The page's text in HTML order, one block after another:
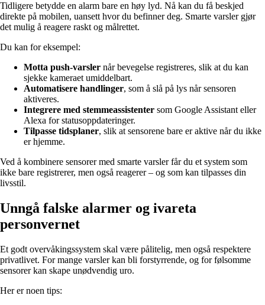
Tidligere betydde en alarm bare en høy lyd. Nå kan du få beskjed
direkte på mobilen, uansett hvor du befinner deg. Smarte varsler gjør
det mulig å reagere raskt og målrettet.
Du kan for eksempel:
Motta push-varsler når bevegelse registreres, slik at du kan
sjekke kameraet umiddelbart.
Automatisere handlinger, som å slå på lys når sensoren
aktiveres.
Integrere med stemmeassistenter som Google Assistant eller
Alexa for statusoppdateringer.
Tilpasse tidsplaner, slik at sensorene bare er aktive når du ikke
er hjemme.
Ved å kombinere sensorer med smarte varsler får du et system som
ikke bare registrerer, men også reagerer – og som kan tilpasses din
livsstil.
Unngå falske alarmer og ivareta
personvernet
Et godt overvåkingssystem skal være pålitelig, men også respektere
privatlivet. For mange varsler kan bli forstyrrende, og for følsomme
sensorer kan skape unødvendig uro.
Her er noen tips: